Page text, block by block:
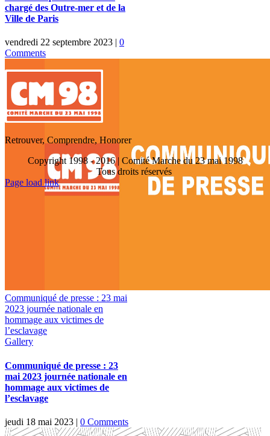
chargé des Outre-mer et de la
Ville de Paris
vendredi 22 septembre 2023 | 0
Comments
Communiqué de presse : 23 mai
2023 journée nationale en
hommage aux victimes de
l’esclavage
Gallery
Communiqué de presse : 23
mai 2023 journée nationale en
hommage aux victimes de
l’esclavage
jeudi 18 mai 2023 | 0 Comments
Retrouver, Comprendre, Honorer
Copyright 1998 - 2016 | Comité Marche du 23 mai 1998
Tous droits réservés
Toggle
Page load link